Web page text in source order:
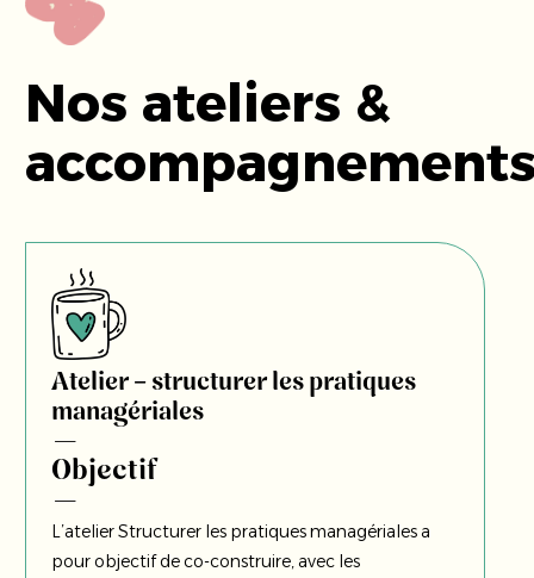
Nos ateliers &
Atelier – structurer les pratiques
managériales
Objectif
L’atelier Structurer les pratiques managériales a
pour objectif de co-construire, avec les